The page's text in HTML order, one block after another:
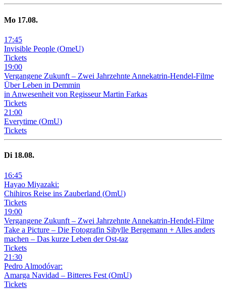
Mo 17.08.
17:45
Invisible People (OmeU)
Tickets
19:00
Vergangene Zukunft – Zwei Jahrzehnte Annekatrin-Hendel-Filme
Über Leben in Demmin
in Anwesenheit von Regisseur Martin Farkas
Tickets
21 :00
Everytime (OmU)
Tickets
Di 18.08.
16:45
Hayao Miyazaki:
Chihiros Reise ins Zauberland (OmU)
Tickets
19:00
Vergangene Zukunft – Zwei Jahrzehnte Annekatrin-Hendel-Filme
Take a Picture – Die Fotografin Sibylle Bergemann + Alles anders
machen – Das kurze Leben der Ost-taz
Tickets
21 :30
Pedro Almodóvar:
Amarga Navidad – Bitteres Fest (OmU)
Tickets